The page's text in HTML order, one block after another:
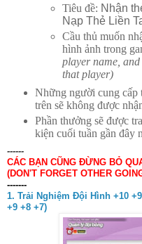
Tiêu đề: Nhận
Nạp Thẻ Liền
Cầu thủ muốn
hình ảnh trong
player name,
that player)
Những người cung cấp
trên sẽ không được
Phần thưởng sẽ được
kiện cuối tuần gần đây
------
CÁC BẠN CŨNG ĐỪNG BỎ
(DON'T FORGET OTHER
-------
1. Trải Nghiệm Đội Hình +10
+9 +8 +7)